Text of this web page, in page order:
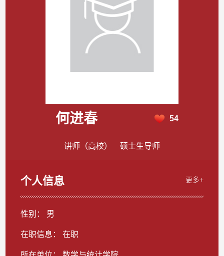
何进春 54
讲师（高校） 硕士生导师
个人信息 更多+
性别： 男
在职信息： 在职